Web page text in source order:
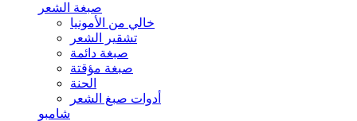
صبغة الشعر
خالي من الأمونيا
تشقير الشعر
صبغة دائمة
صبغة مؤقتة
الحنة
أدوات صبغ الشعر
شامبو